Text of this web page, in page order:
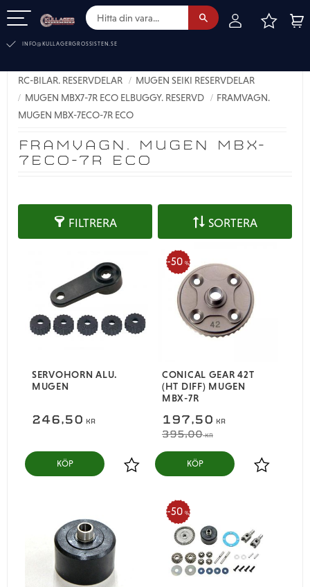
INFO@KULLAGERGROSSISTEN.SE
FRAMVAGN. MUGEN MBX-
7ECO-7R ECO
RC-BILAR. RESERVDELAR
MUGEN SEIKI RESERVDELAR
MUGEN MBX7-7R ECO ELBUGGY. RESERVD
FRAMVAGN.
MUGEN MBX-7ECO-7R ECO
FILTRERA SORTERA
SERVOHORN ALU.
MUGEN
246,50 KR
Lägg till i favoriter
KÖP
CONICAL GEAR 42T
(HT DIFF) MUGEN
MBX-7R
197,50 KR
395,00KR
50 %
Lägg till i
KÖP
50 %